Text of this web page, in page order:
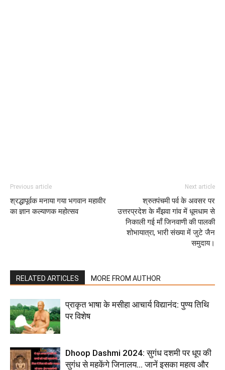
Previous article
श्रद्धापूर्वक मनाया गया भगवान महावीर
का ज्ञान कल्याणक महोत्सव
Next article
श्रुतपंचमी पर्व के अवसर पर
उत्तरप्रदेश के मँझवा गांव में धूमधाम से
निकाली गई माँ जिनवाणी की पालकी
शोभायात्रा, भारी संख्या में जुटे जैन
समुदाय।
RELATED ARTICLES MORE FROM AUTHOR
प्राकृत भाषा के मसीहा आचार्य विद्यानंद: पुण्य तिथि
पर विशेष
Dhoop Dashmi 2024: सुगंध दशमी पर धूप की
सुगंध से महकेंगे जिनालय… जानें इसका महत्व और